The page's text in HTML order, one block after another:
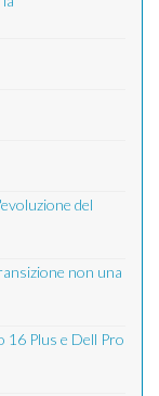
del
non una
16 Plus e Dell Pro